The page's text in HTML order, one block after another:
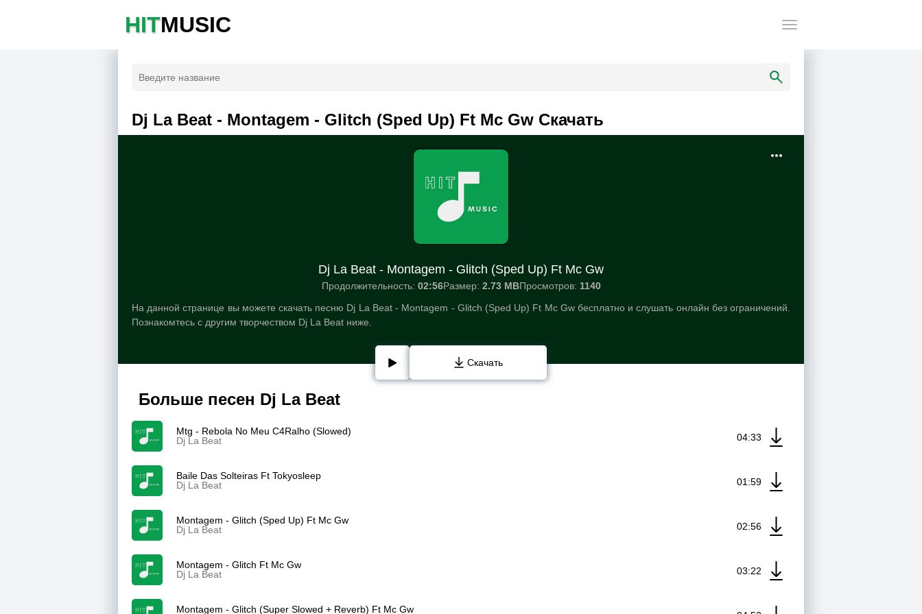
HITMUSIC
Dj La Beat - Montagem - Glitch (Sped Up) Ft Mc Gw Скачать
Dj La Beat - Montagem - Glitch (Sped Up) Ft Mc Gw
Продолжительность: 02:56Размер: 2.73 MBПросмотров: 1140
На данной странице вы можете скачать песню Dj La Beat - Montagem - Glitch (Sped Up) Ft Mc Gw бесплатно и слушать онлайн без ограничений.
Познакомтесь с другим творчеством Dj La Beat ниже.
Скачать
Больше песен Dj La Beat
Mtg - Rebola No Meu C4Ralho (Slowed)
Dj La Beat
04:33
Baile Das Solteiras Ft Tokyosleep
Dj La Beat
01:59
Montagem - Glitch (Sped Up) Ft Mc Gw
Dj La Beat
02:56
Montagem - Glitch Ft Mc Gw
Dj La Beat
03:22
Montagem - Glitch (Super Slowed + Reverb) Ft Mc Gw